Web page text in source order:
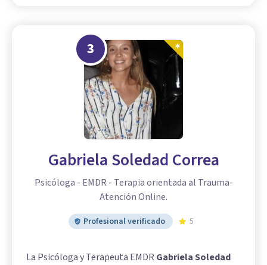
3
Gabriela Soledad Correa
Psicóloga - EMDR - Terapia orientada al Trauma-
Atención Online.
Profesional verificado 5
La Psicóloga y Terapeuta EMDR Gabriela Soledad